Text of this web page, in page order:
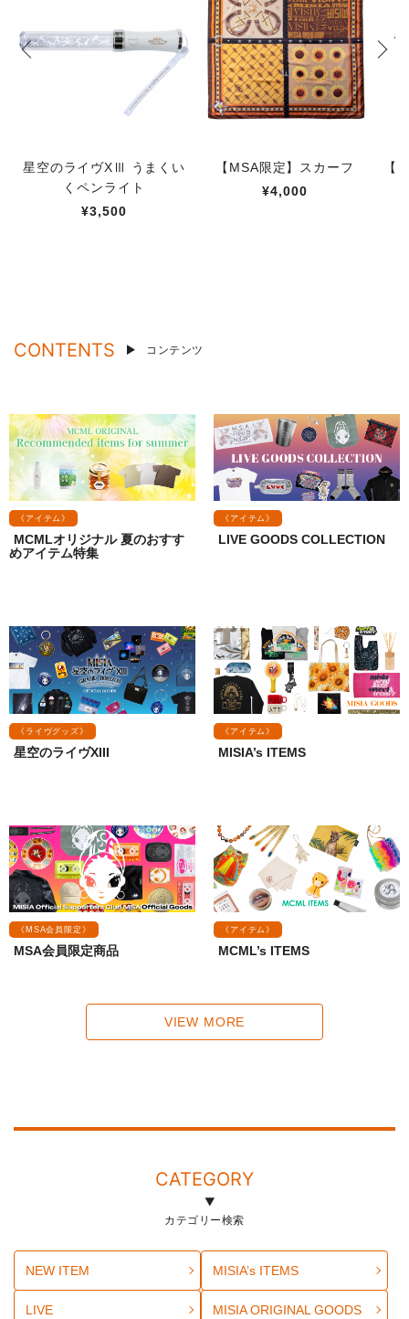
星空のライヴXⅢ うまくい
くペンライト
¥3,500
【MSA限定】スカーフ
¥4,000
【
CONTENTS コンテンツ
《アイテム》
MCMLオリジナル 夏のおすす
めアイテム特集
《アイテム》
LIVE GOODS COLLECTION
《ライヴグッズ》
星空のライヴXIII
《アイテム》
MISIA’s ITEMS
《MSA会員限定》
MSA会員限定商品
《アイテム》
MCML’s ITEMS
VIEW MORE
CATEGORY
カテゴリー検索
NEW ITEM MISIA’s ITEMS
LIVE MISIA ORIGINAL GOODS